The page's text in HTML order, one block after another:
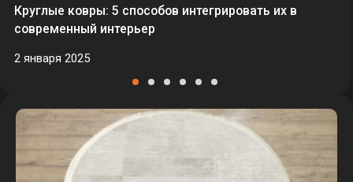
2 января 2025
Круглые ковры: 5 способов интегрировать их в
современный интерьер